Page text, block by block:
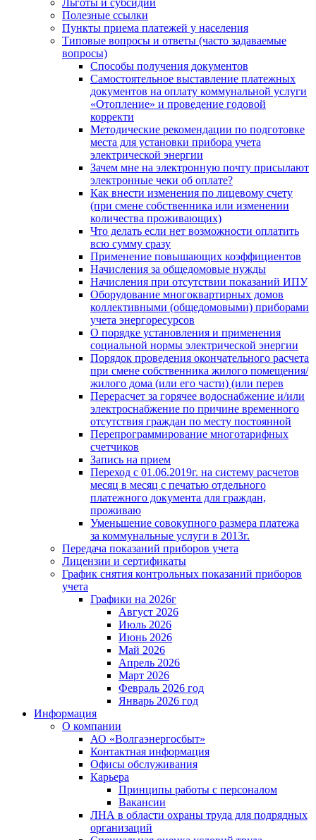
Льготы и субсидии
Полезные ссылки
Пункты приема платежей у населения
Типовые вопросы и ответы (часто задаваемые
вопросы)
Способы получения документов
Самостоятельное выставление платежных
документов на оплату коммунальной услуги
«Отопление» и проведение годовой
корректи
Методические рекомендации по подготовке
места для установки прибора учета
электрической энергии
Зачем мне на электронную почту присылают
электронные чеки об оплате?
Как внести изменения по лицевому счету
(при смене собственника или изменении
количества проживающих)
Что делать если нет возможности оплатить
всю сумму сразу
Применение повышающих коэффициентов
Начисления за общедомовые нужды
Начисления при отсутствии показаний ИПУ
Оборудование многоквартирных домов
коллективными (общедомовыми) приборами
учета энергоресурсов
О порядке установления и применения
социальной нормы электрической энергии
Порядок проведения окончательного расчета
при смене собственника жилого помещения/
жилого дома (или его части) (или перев
Перерасчет за горячее водоснабжение и/или
электроснабжение по причине временного
отсутствия граждан по месту постоянной
Перепрограммирование многотарифных
счетчиков
Запись на прием
Переход с 01.06.2019г. на систему расчетов
месяц в месяц с печатью отдельного
платежного документа для граждан,
проживаю
Уменьшение совокупного размера платежа
за коммунальные услуги в 2013г.
Передача показаний приборов учета
Лицензии и сертификаты
График снятия контрольных показаний приборов
учета
Графики на 2026г
Август 2026
Июль 2026
Июнь 2026
Май 2026
Апрель 2026
Март 2026
Февраль 2026 год
Январь 2026 год
Информация
О компании
АО «Волгаэнергосбыт»
Контактная информация
Офисы обслуживания
Карьера
Принципы работы с персоналом
Вакансии
ЛНА в области охраны труда для подрядных
организаций